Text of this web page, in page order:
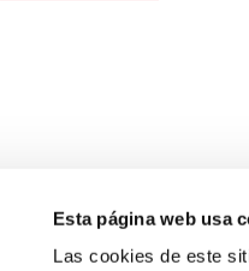
Esta página web usa
Las cookies de este